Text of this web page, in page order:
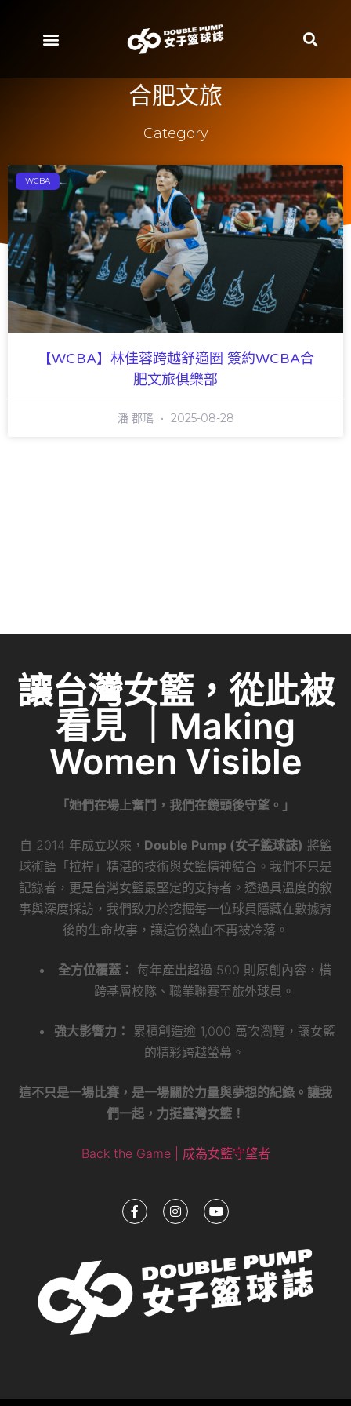
合肥文旅
Category
WCBA
【WCBA】林佳蓉跨越舒適圈 簽約WCBA合
肥文旅俱樂部
潘 郡瑤 2025-08-28
讓台灣女籃，從此被
看見 ｜Making
Women Visible
「她們在場上奮鬥，我們在鏡頭後守望。」
自 2014 年成立以來， Double Pump (女子籃球誌) 將籃
球術語「拉桿」精湛的技術與女籃精神結合。我們不只是
記錄者，更是台灣女籃最堅定的支持者。透過具溫度的敘
事與深度採訪，我們致力於挖掘每一位球員隱藏在數據背
後的生命故事，讓這份熱血不再被冷落。
全方位覆蓋： 每年產出超過 500 則原創內容，橫
跨基層校隊、職業聯賽至旅外球員。
強大影響力：
累積創造逾 1,000 萬次瀏覽，讓女籃
的精彩跨越螢幕。
這不只是一場比賽，是一場關於力量與夢想的紀錄。讓我
們一起，力挺臺灣女籃！
Back the Game | 成為女籃守望者